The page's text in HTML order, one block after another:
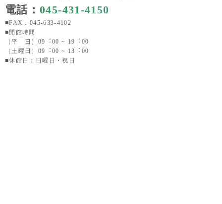
電話：045-431-4150
■FAX：045-633-4102
■開館時間
（平 日）09︓00 ~ 19︓00
（土曜日）09︓00 ~ 13︓00
■休館日：日曜日・祝日